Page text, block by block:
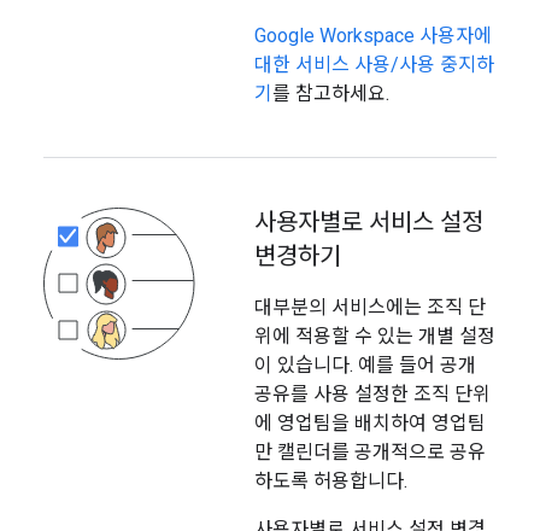
Google Workspace 사용자에
대한 서비스 사용/사용 중지하
기 를 참고하세요.
사용자별로 서비스 설정
변경하기
대부분의 서비스에는 조직 단
위에 적용할 수 있는 개별 설정
이 있습니다. 예를 들어 공개
공유를 사용 설정한 조직 단위
에 영업팀을 배치하여 영업팀
만 캘린더를 공개적으로 공유
하도록 허용합니다.